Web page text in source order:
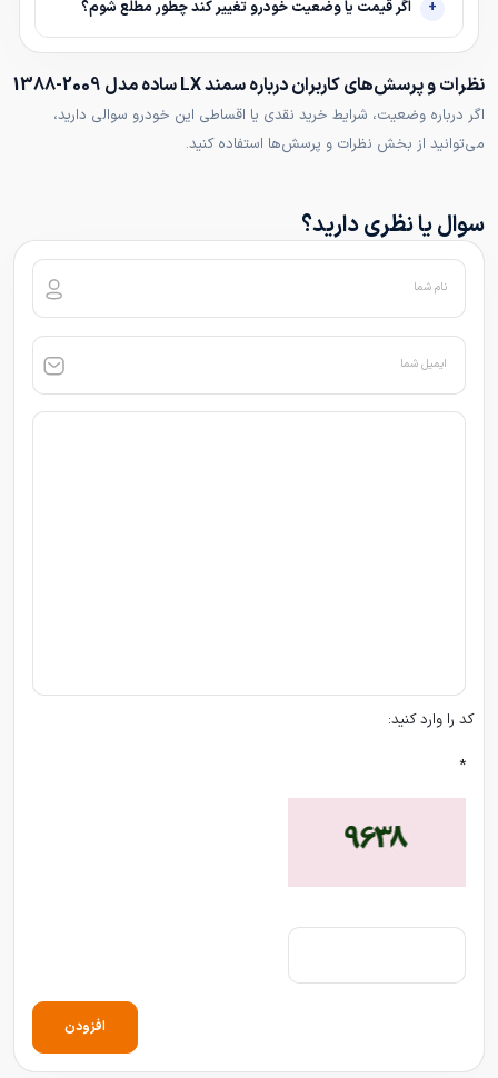
اگر قیمت یا وضعیت خودرو تغییر کند چطور مطلع شوم؟
نظرات و پرسش‌های کاربران درباره سمند LX ساده مدل 2009-1388
اگر درباره وضعیت، شرایط خرید نقدی یا اقساطی این خودرو سوالی دارید،
می‌توانید از بخش نظرات و پرسش‌ها استفاده کنید.
سوال یا نظری دارید؟
نام شما
ایمیل شما
کد را وارد کنید:
*
افزودن